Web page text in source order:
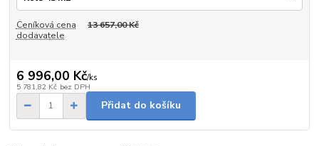
Ceníková cena
dodavatele
13 657,00 Kč
6 996,00 Kč/ks
5 781,82 Kč bez DPH
Přidat do košíku